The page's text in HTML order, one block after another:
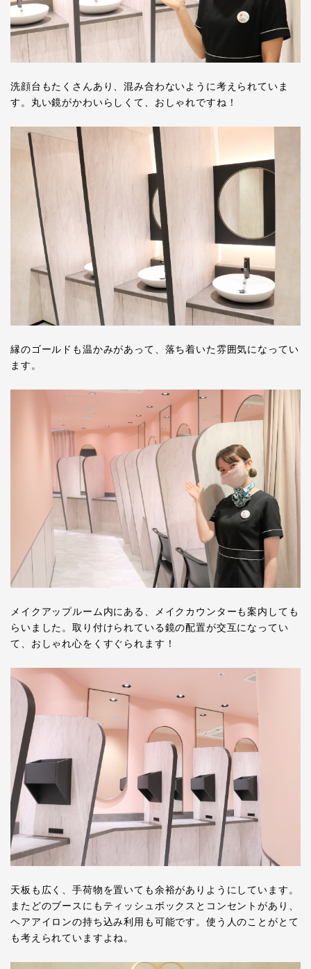
洗顔台もたくさんあり、混み合わないように考えられていま
す。丸い鏡がかわいらしくて、おしゃれですね！
縁のゴールドも温かみがあって、落ち着いた雰囲気になってい
ます。
メイクアップルーム内にある、メイクカウンターも案内しても
らいました。取り付けられている鏡の配置が交互になってい
て、おしゃれ心をくすぐられます！
天板も広く、手荷物を置いても余裕がありようにしています。
またどのブースにもティッシュボックスとコンセントがあり、
ヘアアイロンの持ち込み利用も可能です。使う人のことがとて
も考えられていますよね。